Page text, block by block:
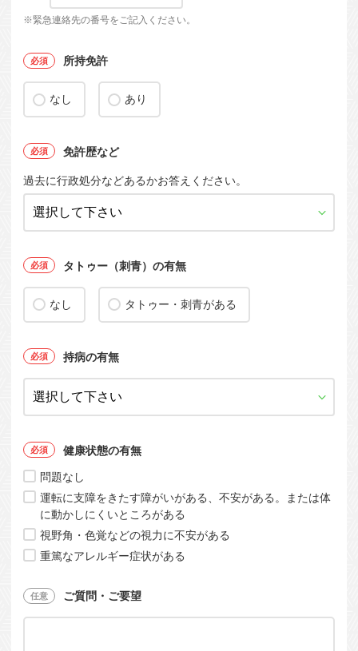
※緊急連絡先の番号をご記入ください。
所持免許
なし あり
免許歴など
過去に行政処分などあるかお答えください。
タトゥー（刺青）の有無
なし タトゥー・刺青がある
持病の有無
健康状態の有無
問題なし
運転に支障をきたす障がいがある、不安がある。または体
に動かしにくいところがある
視野角・色覚などの視力に不安がある
重篤なアレルギー症状がある
ご質問・ご要望